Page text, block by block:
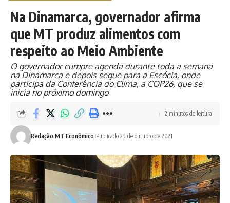
Na Dinamarca, governador afirma
que MT produz alimentos com
respeito ao Meio Ambiente
O governador cumpre agenda durante toda a semana
na Dinamarca e depois segue para a Escócia, onde
participa da Conferência do Clima, a COP26, que se
inicia no próximo domingo
Redação MT Econômico Publicado 29 de outubro de 2021
2 minutos de leitura